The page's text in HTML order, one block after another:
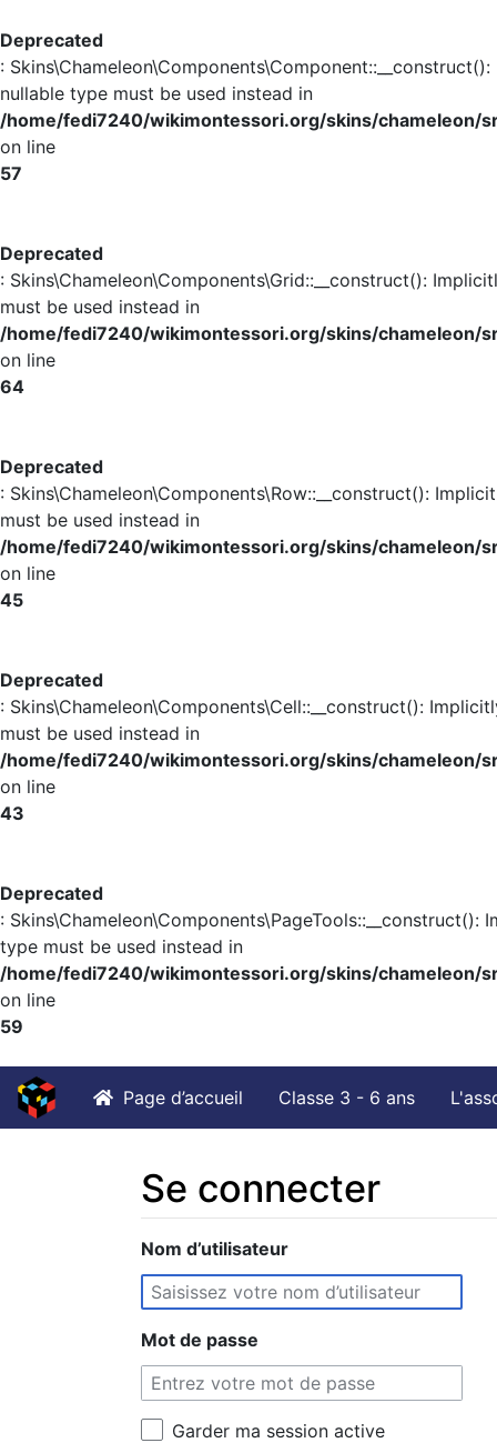
Deprecated
:
nullable type must be used instead in
/home/fedi7240/wikimontessori.org/skins/chameleon/
on line
57
Deprecated
: Skins\Chameleon\Components\Grid::__construct():
must be used instead in
/home/fedi7240/wikimontessori.org/skins/chameleon/
on line
64
Deprecated
: Skins\Chameleon\Components\Row::__construct():
must be used instead in
/home/fedi7240/wikimontessori.org/skins/chameleon/
on line
45
Deprecated
: Skins\Chameleon\Components\Cell::__construct():
must be used instead in
/home/fedi7240/wikimontessori.org/skins/chameleon/
on line
43
Deprecated
:
type must be used instead in
/home/fedi7240/wikimontessori.org/skins/chameleon/
on line
59
Page d’accueil Classe 3 - 6 ans
Se connecter
Aller à :navigation
Nom d’utilisateur
Mot de passe
Garder ma session active